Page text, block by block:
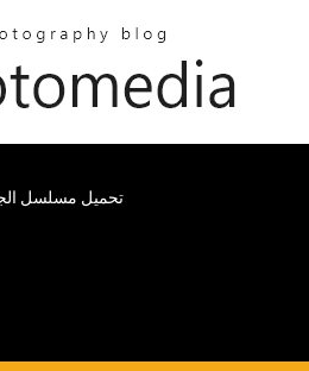
تحميل مسلسل